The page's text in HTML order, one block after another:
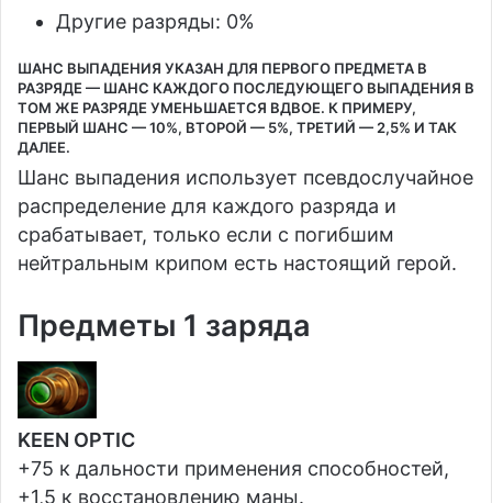
Другие разряды: 0%
ШАНС ВЫПАДЕНИЯ УКАЗАН ДЛЯ ПЕРВОГО ПРЕДМЕТА В
РАЗРЯДЕ — ШАНС КАЖДОГО ПОСЛЕДУЮЩЕГО ВЫПАДЕНИЯ В
ТОМ ЖЕ РАЗРЯДЕ УМЕНЬШАЕТСЯ ВДВОЕ. К ПРИМЕРУ,
ПЕРВЫЙ ШАНС — 10%, ВТОРОЙ — 5%, ТРЕТИЙ — 2,5% И ТАК
ДАЛЕЕ.
Шанс выпадения использует псевдослучайное
распределение для каждого разряда и
срабатывает, только если с погибшим
нейтральным крипом есть настоящий герой.
Предметы 1 заряда
KEEN OPTIC
+75 к дальности применения способностей,
+1,5 к восстановлению маны.